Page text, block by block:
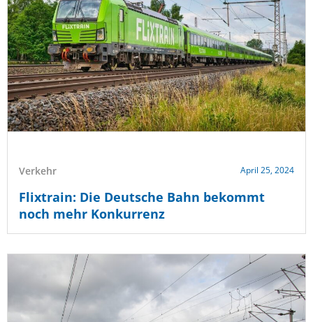
Verkehr April 25, 2024
Flixtrain: Die Deutsche Bahn bekommt
noch mehr Konkurrenz